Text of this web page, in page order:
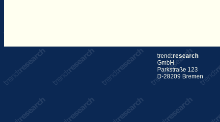
trend :research
GmbH
Parkstraße 123
D-28209 Bremen